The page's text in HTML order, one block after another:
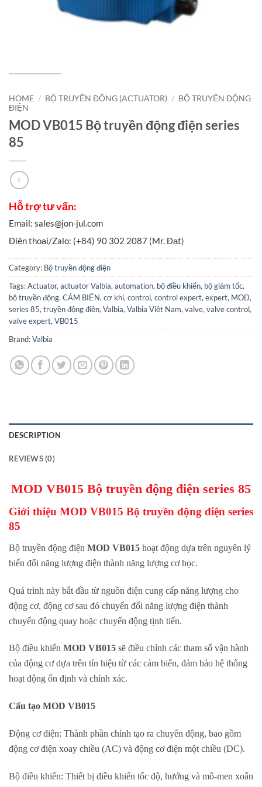
HOME / BỘ TRUYỀN ĐỘNG (ACTUATOR) / BỘ TRUYỀN ĐỘNG
ĐIỆN
MOD VB015 Bộ truyền động điện series
85
Category: Bộ truyền động điện
Tags:Actuator,actuator Valbia,automation, bộ điều khiển, bộ giảm tốc,
bộ truyền động,CẢM BIẾN,cơ khí,control,control expert,expert, MOD,
series 85,truyền động điện,Valbia,Valbia Việt Nam,valve,valve control,
valve expert,VB015
Brand:Valbia
DESCRIPTION
REVIEWS (0)
MOD VB015 Bộ truyền động điện series 85
Giới thiệu MOD VB015 Bộ truyền động điện series
85
Bộ truyền động điện MOD VB015 hoạt động dựa trên nguyên lý
biến đổi năng lượng điện thành năng lượng cơ học.
Quá trình này bắt đầu từ nguồn điện cung cấp năng lượng cho
động cơ, động cơ sau đó chuyển đổi năng lượng điện thành
chuyển động quay hoặc chuyển động tịnh tiến.
Bộ điều khiển MOD VB015 sẽ điều chỉnh các tham số vận hành
của động cơ dựa trên tín hiệu từ các cảm biến, đảm bảo hệ thống
hoạt động ổn định và chính xác.
Cấu tạo MOD VB015
Động cơ điện: Thành phần chính tạo ra chuyển động, bao gồm
động cơ điện xoay chiều (AC) và động cơ điện một chiều (DC).
Bộ điều khiển: Thiết bị điều khiển tốc độ, hướng và mô-men xoắn